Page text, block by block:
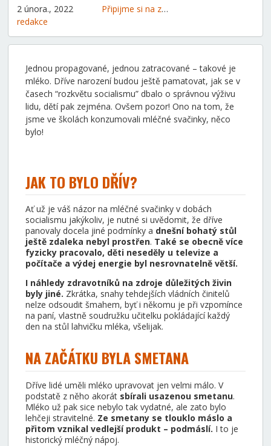
2 února., 2022
redakce
Připijme si na zdraví
Jednou propagované, jednou zatracované – takové je
mléko. Dříve narození budou ještě pamatovat, jak se v
časech “rozkvětu socialismu” dbalo o správnou výživu
lidu, dětí pak zejména. Ovšem pozor! Ono na tom, že
jsme ve školách konzumovali mléčné svačinky, něco
bylo!
JAK TO BYLO DŘÍV?
Ať už je váš názor na mléčné svačinky v dobách
socialismu jakýkoliv, je nutné si uvědomit, že dříve
panovaly docela jiné podmínky a dnešní bohatý stůl
ještě zdaleka nebyl prostřen. Také se obecně více
fyzicky pracovalo, děti neseděly u televize a
počítače a výdej energie byl nesrovnatelně větší.
I náhledy zdravotníků na zdroje důležitých živin
byly jiné. Zkrátka, snahy tehdejších vládních činitelů
nelze odsoudit šmahem, byť i někomu je při vzpomínce
na paní, vlastně soudružku učitelku pokládající každý
den na stůl lahvičku mléka, všelijak.
NA ZAČÁTKU BYLA SMETANA
Dříve lidé uměli mléko upravovat jen velmi málo. V
podstatě z něho akorát sbírali usazenou smetanu.
Mléko už pak sice nebylo tak vydatné, ale zato bylo
lehčeji stravitelné. Ze smetany se tlouklo máslo a
přitom vznikal vedlejší produkt – podmáslí. I to je
historický mléčný nápoj.